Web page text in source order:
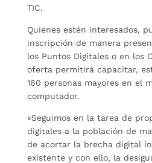
TIC.
Quienes estén interesados,
inscripción de manera
los Puntos Digitales o en los
oferta permitirá capacitar,
160 personas mayores en el
computador.
«Seguimos en la tarea de
digitales a la población de
de acortar la brecha digital
existente y con ello, la